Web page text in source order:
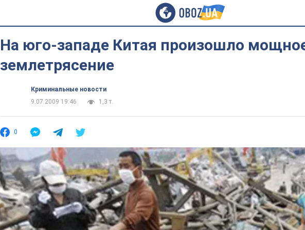
На юго-западе Китая произошло
землетрясение
Криминальные новости
9.07.2009 19:46
1,3 т.
0